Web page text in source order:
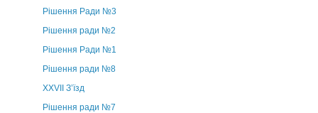
Рішення Ради №3
Рішення ради №2
Рішення Ради №1
Рішення ради №8
ХХVII З’їзд
Рішення ради №7